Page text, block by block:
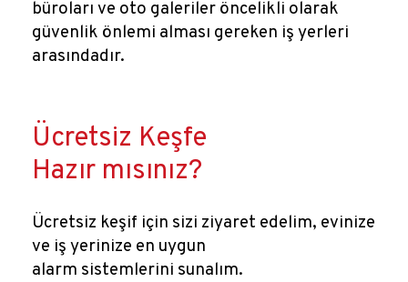
büroları ve oto galeriler öncelikli olarak
güvenlik önlemi alması gereken iş yerleri
arasındadır.
Ücretsiz Keşfe
Hazır mısınız?
Ücretsiz keşif için sizi ziyaret edelim, evinize
ve iş yerinize en uygun
alarm sistemlerini sunalım.